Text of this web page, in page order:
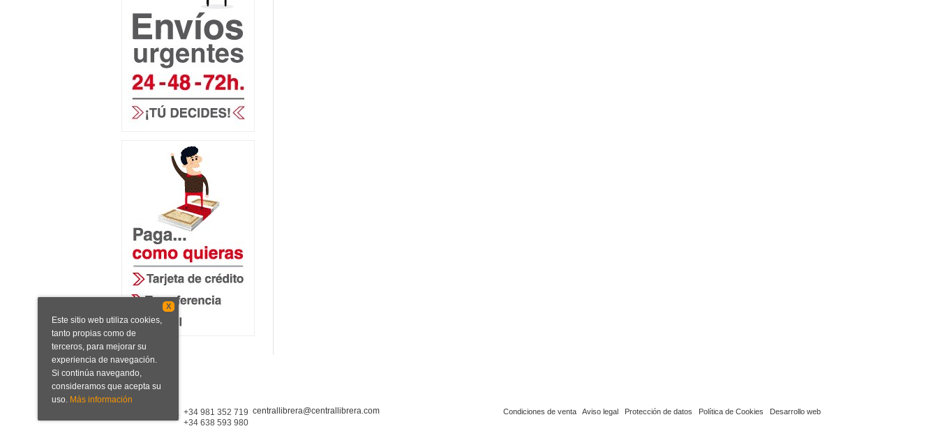
Condiciones de venta Aviso legal Protección de datos Política de Cookies Desarrollo web
+34 981 352 719
+34 638 593 980
centrallibrera@centrallibrera.com
X
Este sitio web utiliza cookies,
tanto propias como de
terceros, para mejorar su
experiencia de navegación.
Si continúa navegando,
consideramos que acepta su
uso. Más información